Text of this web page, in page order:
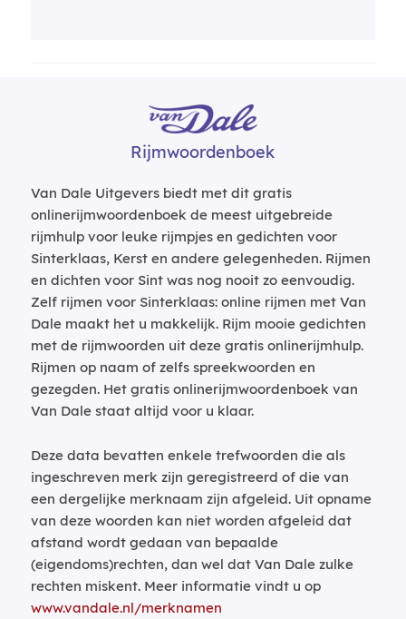
Rijmwoordenboek
Van Dale Uitgevers biedt met dit gratis
onlinerijmwoordenboek de meest uitgebreide
rijmhulp voor leuke rijmpjes en gedichten voor
Sinterklaas, Kerst en andere gelegenheden. Rijmen
en dichten voor Sint was nog nooit zo eenvoudig.
Zelf rijmen voor Sinterklaas: online rijmen met Van
Dale maakt het u makkelijk. Rijm mooie gedichten
met de rijmwoorden uit deze gratis onlinerijmhulp.
Rijmen op naam of zelfs spreekwoorden en
gezegden. Het gratis onlinerijmwoordenboek van
Van Dale staat altijd voor u klaar.
Deze data bevatten enkele trefwoorden die als
ingeschreven merk zijn geregistreerd of die van
een dergelijke merknaam zijn afgeleid. Uit opname
van deze woorden kan niet worden afgeleid dat
afstand wordt gedaan van bepaalde
(eigendoms)rechten, dan wel dat Van Dale zulke
rechten miskent. Meer informatie vindt u op
www.vandale.nl/merknamen